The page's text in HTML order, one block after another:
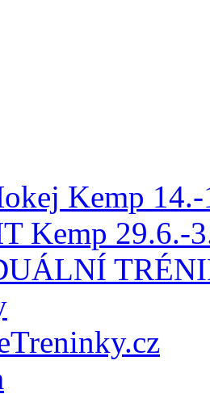
Kemp
Kemp 29.6.-